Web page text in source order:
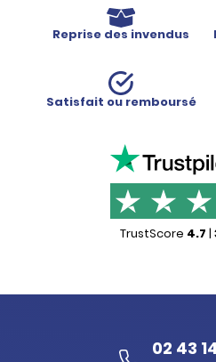
Reprise des invendus
Satisfait ou remboursé
TrustScore 4.7 |
02 43